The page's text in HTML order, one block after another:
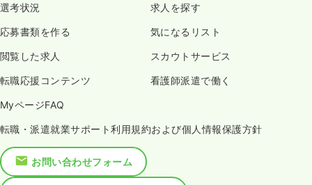
選考状況 求人を探す
応募書類を作る 気になるリスト
閲覧した求人 スカウトサービス
転職応援コンテンツ 看護師派遣で働く
MyページFAQ
転職・派遣就業サポート利用規約および個人情報保護方針
お問い合わせフォーム